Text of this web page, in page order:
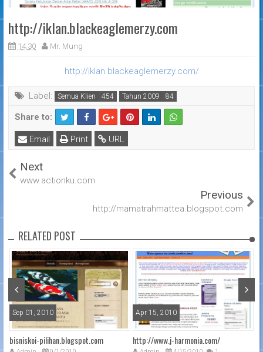
http://iklan.blackeaglemerzy.com
14.30 Mr. Mung
http://iklan.blackeaglemerzy.com/
Label: Semua Klien Tahun 2009
Share to:
URL
Print
Email
Next
www.actionku.com
Previous
http://mamatrahmattea.blogspot.com
RELATED POST
Sep 01, 2010
bisniskoi-pilihan.blogspot.com
Apr 15, 2010
http://www.j-harmonia.com/